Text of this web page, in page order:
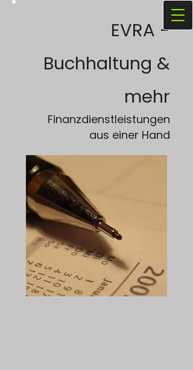
EVRA -
Buchhaltung &
mehr
Finanzdienstleistungen
aus einer Hand